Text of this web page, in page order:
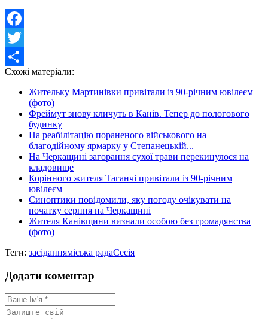
Facebook
Twitter
Share
Схожі матеріали:
Жительку Мартинівки привітали із 90-річним ювілеєм
(фото)
Фреймут знову кличуть в Канів. Тепер до пологового
будинку
На реабілітацію пораненого військового на
благодійному ярмарку у Степанецькій...
На Черкащині загорання сухої трави перекинулося на
кладовище
Корінного жителя Таганчі привітали із 90-річним
ювілеєм
Синоптики повідомили, яку погоду очікувати на
початку серпня на Черкащині
Жителя Канівщини визнали особою без громадянства
(фото)
Теги: засіданняміська радаСесія
Додати коментар